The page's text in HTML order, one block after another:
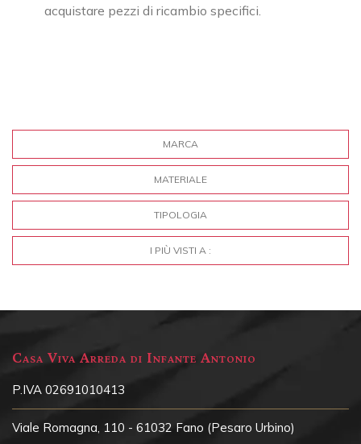
acquistare pezzi di ricambio specifici.
MARCA
MATERIALE
TIPOLOGIA
I PIÙ VISTI A :
Casa Viva Arreda di Infante Antonio
P.IVA 02691010413
Viale Romagna, 110 - 61032 Fano (Pesaro Urbino)